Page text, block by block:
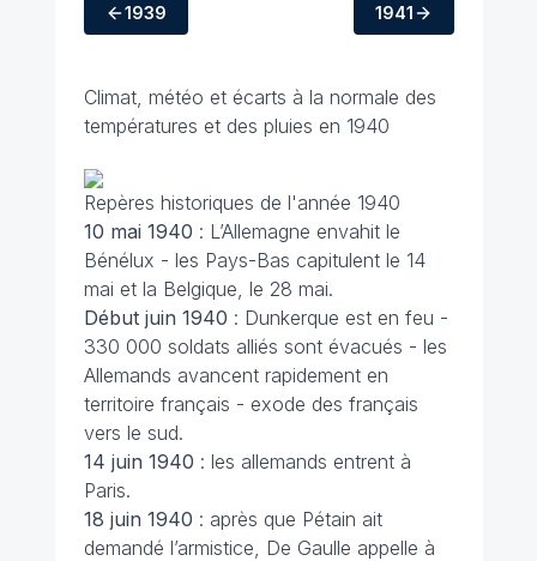
1939 1941
Climat, météo et écarts à la normale des
températures et des pluies en 1940
Repères historiques de l'année 1940
10 mai 1940 : L’Allemagne envahit le
Bénélux - les Pays-Bas capitulent le 14
mai et la Belgique, le 28 mai.
Début juin 1940 : Dunkerque est en feu -
330 000 soldats alliés sont évacués - les
Allemands avancent rapidement en
territoire français - exode des français
vers le sud.
14 juin 1940 : les allemands entrent à
Paris.
18 juin 1940 : après que Pétain ait
demandé l’armistice, De Gaulle appelle à